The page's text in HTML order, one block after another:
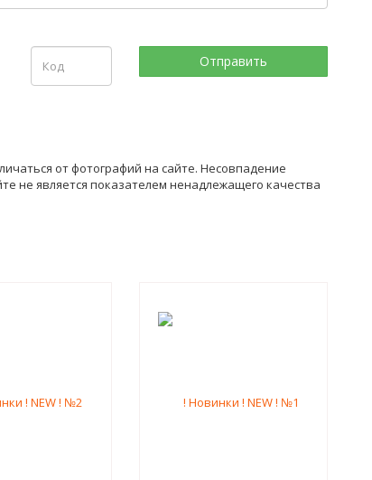
от фотографий на сайте. Несовпадение
не является показателем ненадлежащего качества